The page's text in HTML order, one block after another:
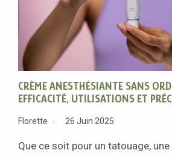
CRÈME ANESTHÉSIANTE SANS
EFFICACITÉ, UTILISATIONS ET
Florette 26 Juin 2025
Que ce soit pour un tatouage,